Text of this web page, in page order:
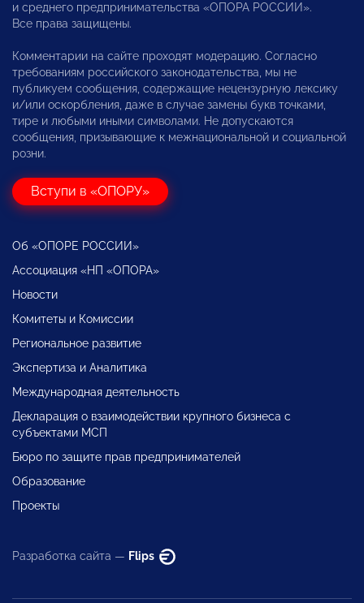
и среднего предпринимательства «ОПОРА РОССИИ».
Все права защищены.
Комментарии на сайте проходят модерацию. Согласно
требованиям российского законодательства, мы не
публикуем сообщения, содержащие нецензурную лексику
и/или оскорбления, даже в случае замены букв точками,
тире и любыми иными символами. Не допускаются
сообщения, призывающие к межнациональной и социальной
розни.
Вступи в «ОПОРУ»
Об «ОПОРЕ РОССИИ»
Ассоциация «НП «ОПОРА»
Новости
Комитеты и Комиссии
Региональное развитие
Экспертиза и Аналитика
Международная деятельность
Декларация о взаимодействии крупного бизнеса с
субъектами МСП
Бюро по защите прав предпринимателей
Образование
Проекты
Разработка сайта — Flips